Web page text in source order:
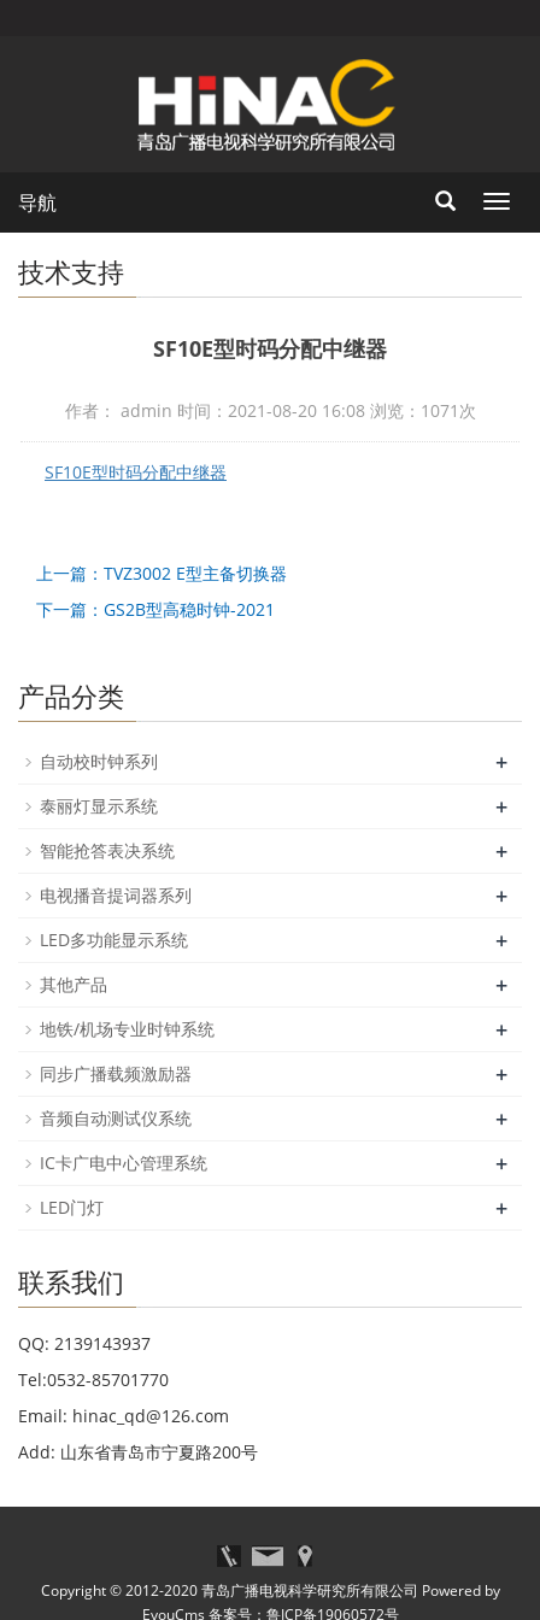
导航
技术支持
SF10E型时码分配中继器
作者： admin 时间：2021-08-20 16:08 浏览： 1071次
SF10E型时码分配中继器
上一篇：TVZ3002 E型主备切换器
下一篇：GS2B型高稳时钟-2021
产品分类
自动校时钟系列 +
泰丽灯显示系统 +
智能抢答表决系统 +
电视播音提词器系列 +
LED多功能显示系统 +
其他产品 +
地铁/机场专业时钟系统 +
同步广播载频激励器 +
音频自动测试仪系统 +
IC卡广电中心管理系统 +
LED门灯 +
联系我们
QQ: 2139143937
Tel:0532-85701770
Email: hinac_qd@126.com
Add: 山东省青岛市宁夏路200号
Copyright © 2012-2020 青岛广播电视科学研究所有限公司 Powered by
EyouCms 备案号： 鲁ICP备19060572号